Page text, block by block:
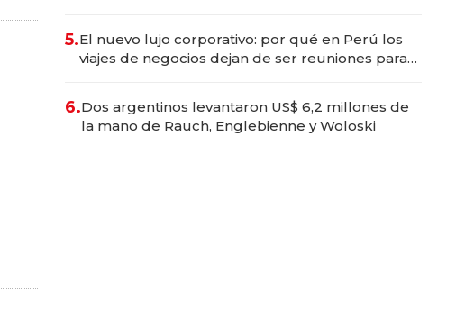
5.El nuevo lujo corporativo: por qué en Perú los
viajes de negocios dejan de ser reuniones para
6.Dos argentinos levantaron US$ 6,2 millones de
la mano de Rauch, Englebienne y Woloski